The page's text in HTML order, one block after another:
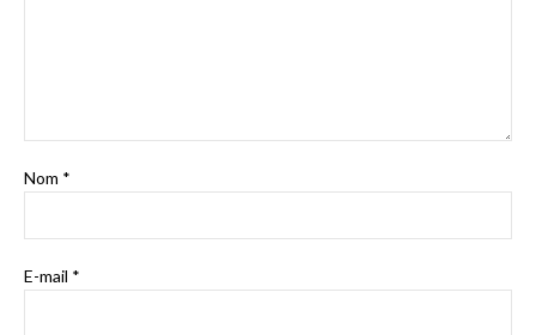
Nom *
E-mail *